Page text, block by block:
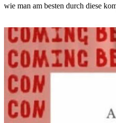
wie man am besten durch diese